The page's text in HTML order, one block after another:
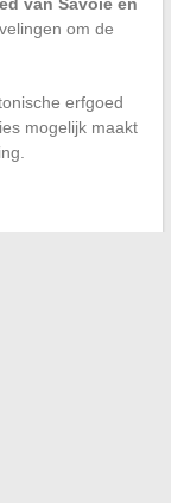
om de
erfgoed
mogelijk maakt